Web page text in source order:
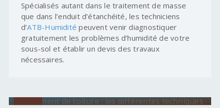
Spécialisés autant dans le traitement de masse
que dans l’enduit d’étanchéité, les techniciens
d’ATB-Humidité peuvent venir diagnostiquer
gratuitement les problèmes d’humidité de votre
sous-sol et établir un devis des travaux
nécessaires.
TRAVAUX HUMIDITÉ
Quels travaux avant de passer à la décoration